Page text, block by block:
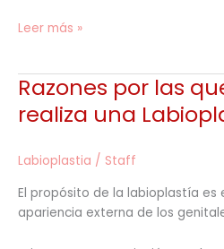
Leer más »
Razones por las
realiza una
Labioplastia / Staff
El propósito de la labioplastía es
apariencia externa de los
Razones
las
una
se
realiza